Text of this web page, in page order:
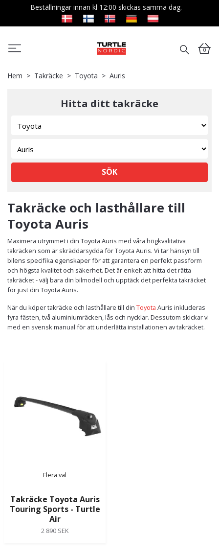
Beställningar innan kl 12:00 skickas samma dag.
0
Hem Takräcke Toyota Auris
Hitta ditt takräcke
SÖK
Takräcke och lasthållare till
Toyota Auris
Maximera utrymmet i din Toyota Auris med våra högkvalitativa
takräcken som är skräddarsydda för Toyota Auris. Vi tar hänsyn till
bilens specifika egenskaper för att garantera en perfekt passform
och högsta kvalitet och säkerhet. Det är enkelt att hitta det rätta
takräcket - välj bara din bilmodell och upptäck det perfekta takräcket
för just din Toyota Auris.
När du köper takräcke och lasthållare till din Toyota Auris inkluderas
fyra fästen, två aluminiumräcken, lås och nycklar. Dessutom skickar vi
med en svensk manual för att underlätta installationen av takräcket.
Flera val
Takräcke Toyota Auris
Touring Sports - Turtle
Air
2 890 SEK